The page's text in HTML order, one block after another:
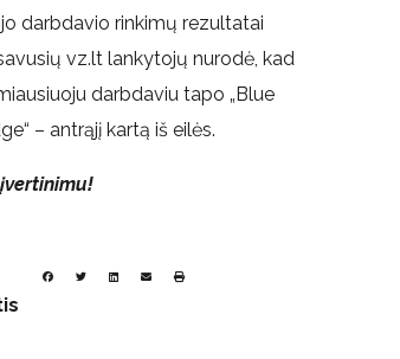
darbdavio rinkimų rezultatai
vz.lt lankytojų nurodė, kad
darbdaviu tapo „Blue
– antrąjį kartą iš eilės.